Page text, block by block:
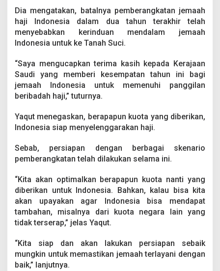
e
r
g
a
t
a
h
n
I
i
Dia mengatakan, batalnya pemberangkatan jemaah
haji Indonesia dalam dua tahun terakhir telah
menyebabkan kerinduan mendalam jemaah
Indonesia untuk ke Tanah Suci.
“Saya mengucapkan terima kasih kepada Kerajaan
Saudi yang memberi kesempatan tahun ini bagi
jemaah Indonesia untuk memenuhi panggilan
beribadah haji,” tuturnya.
Yaqut menegaskan, berapapun kuota yang diberikan,
Indonesia siap menyelenggarakan haji.
Sebab, persiapan dengan berbagai skenario
pemberangkatan telah dilakukan selama ini.
“Kita akan optimalkan berapapun kuota nanti yang
diberikan untuk Indonesia. Bahkan, kalau bisa kita
akan upayakan agar Indonesia bisa mendapat
tambahan, misalnya dari kuota negara lain yang
tidak terserap,” jelas Yaqut.
“Kita siap dan akan lakukan persiapan sebaik
mungkin untuk memastikan jemaah terlayani dengan
baik,” lanjutnya.